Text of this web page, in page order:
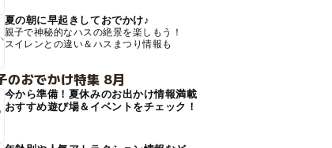
夏の朝に早起きしておでかけ♪
親子で神秘的なハスの絶景を楽しもう！
スイレンとの違い＆ハスまつり情報も
のおでかけ特集 8月
今から準備！夏休みのお出かけ情報満載
おすすめ遊び場＆イベントをチェック！